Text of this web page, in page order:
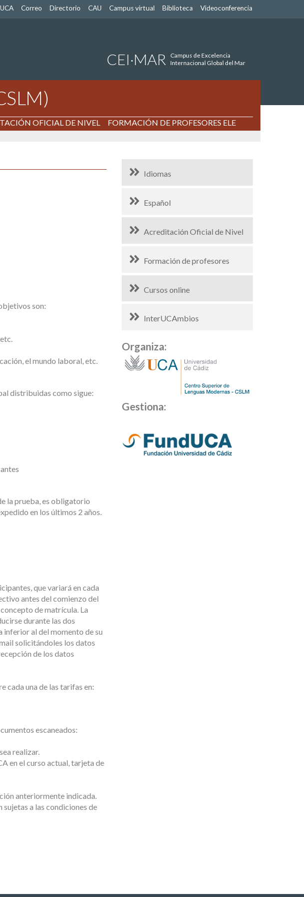
Correo Directorio CAU Campus virtual Biblioteca Videoconferencia
CEI·MAR
Campus de Excelencia
Internacional Global del Mar
OFICIAL DE NIVEL FORMACIÓN DE PROFESORES ELE
son:
el mundo laboral, etc.
distribuidas como sigue:
la prueba, es obligatorio
en los últimos 2 años.
que variará en cada
antes del comienzo del
de matrícula. La
durante las dos
inferior al del momento de su
solicitándoles los datos
de los datos
cada una de las tarifas en:
escaneados:
realizar.
en el curso actual, tarjeta de
anteriormente indicada.
sujetas a las condiciones de
Idiomas
Español
Acreditación Oficial de Nivel
Formación de profesores
Cursos online
InterUCAmbios
Organiza:
Gestiona: